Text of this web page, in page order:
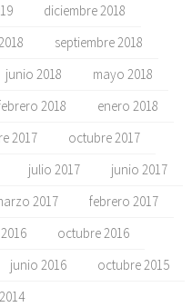
diciembre 2018
septiembre 2018
junio 2018
mayo 2018
2018
enero 2018
2017
octubre 2017
julio 2017
junio 2017
2017
febrero 2017
octubre 2016
junio 2016
octubre 2015